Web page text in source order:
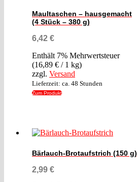
Maultaschen – hausgemacht
(4 Stück – 380 g)
6,42 €
Enthält 7% Mehrwertsteuer
(16,89 € / 1 kg)
zzgl. Versand
Lieferzeit: ca. 48 Stunden
Zum Produkt
Bärlauch-Brotaufstrich (150 g)
2,99 €